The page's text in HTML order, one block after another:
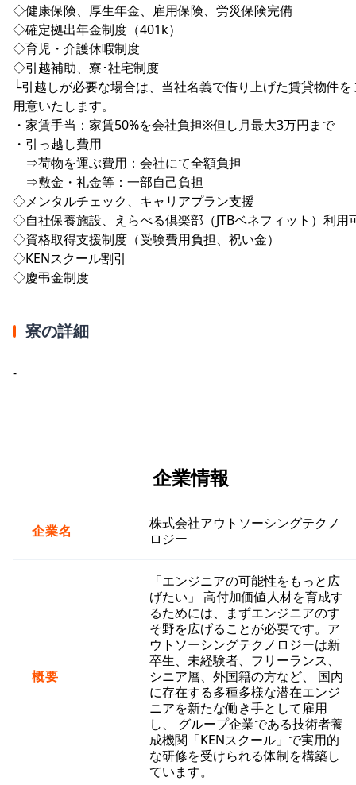
◇健康保険、厚生年金、雇用保険、労災保険完備
◇確定拠出年金制度（401k）
◇育児・介護休暇制度
◇引越補助、寮･社宅制度
└引越しが必要な場合は、当社名義で借り上げた賃貸物件を
用意いたします。
・家賃手当：家賃50%を会社負担※但し月最大3万円まで
・引っ越し費用
⇒荷物を運ぶ費用：会社にて全額負担
⇒敷金・礼金等：一部自己負担
◇メンタルチェック、キャリアプラン支援
◇自社保養施設、えらべる倶楽部（JTBベネフィット）利用
◇資格取得支援制度（受験費用負担、祝い金）
◇KENスクール割引
◇慶弔金制度
寮の詳細
-
企業情報
企業名
株式会社アウトソーシングテクノ
ロジー
概要
「エンジニアの可能性をもっと広
げたい」 高付加価値人材を育成す
るためには、まずエンジニアのす
そ野を広げることが必要です。ア
ウトソーシングテクノロジーは新
卒生、未経験者、フリーランス、
シニア層、外国籍の方など、 国内
に存在する多種多様な潜在エンジ
ニアを新たな働き手として雇用
し、 グループ企業である技術者養
成機関「KENスクール」で実用的
な研修を受けられる体制を構築し
ています。